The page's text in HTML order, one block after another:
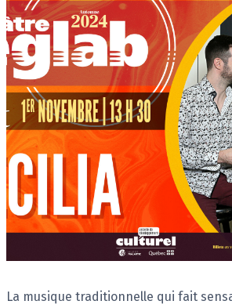
Description
La musique traditionnelle qui fait